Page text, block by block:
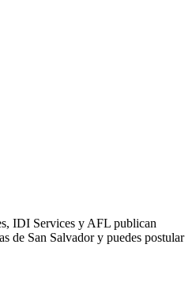
IDI Services y AFL publican
de San Salvador y puedes postular